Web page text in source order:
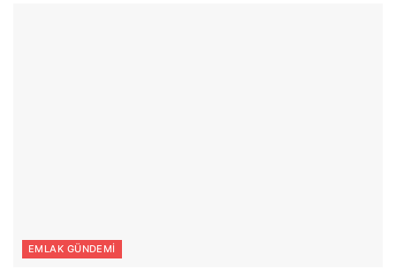
EMLAK GÜNDEMI